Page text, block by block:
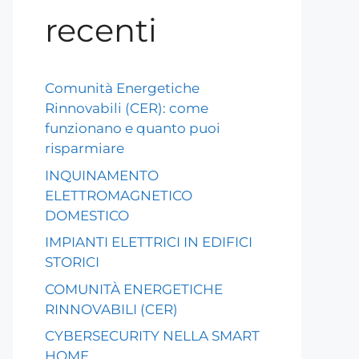
recenti
Comunità Energetiche
Rinnovabili (CER): come
funzionano e quanto puoi
risparmiare
INQUINAMENTO
ELETTROMAGNETICO
DOMESTICO
IMPIANTI ELETTRICI IN EDIFICI
STORICI
COMUNITÀ ENERGETICHE
RINNOVABILI (CER)
CYBERSECURITY NELLA SMART
HOME